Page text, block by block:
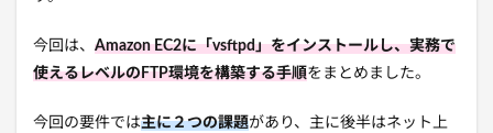
今回は、 Amazon EC2に「vsftpd」をインストールし、実務で
使えるレベルのFTP環境を構築する手順をまとめました。
今回の要件では主に２つの課題があり、主に後半はネット上